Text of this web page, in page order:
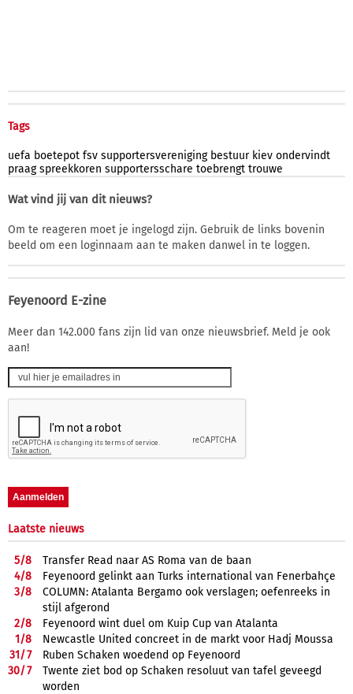
Tags
uefa boetepot fsv supportersvereniging bestuur kiev ondervindt
praag spreekkoren supportersschare toebrengt trouwe
Wat vind jij van dit nieuws?
Om te reageren moet je ingelogd zijn. Gebruik de links bovenin
beeld om een loginnaam aan te maken danwel in te loggen.
Feyenoord E-zine
Meer dan 142.000 fans zijn lid van onze nieuwsbrief. Meld je ook
aan!
Laatste nieuws
5/8
Transfer Read naar AS Roma van de baan
4/8
Feyenoord gelinkt aan Turks international van Fenerbahçe
3/8
COLUMN: Atalanta Bergamo ook verslagen; oefenreeks in
stijl afgerond
2/8
Feyenoord wint duel om Kuip Cup van Atalanta
1/8
Newcastle United concreet in de markt voor Hadj Moussa
31/7
Ruben Schaken woedend op Feyenoord
30/7
Twente ziet bod op Schaken resoluut van tafel geveegd
worden